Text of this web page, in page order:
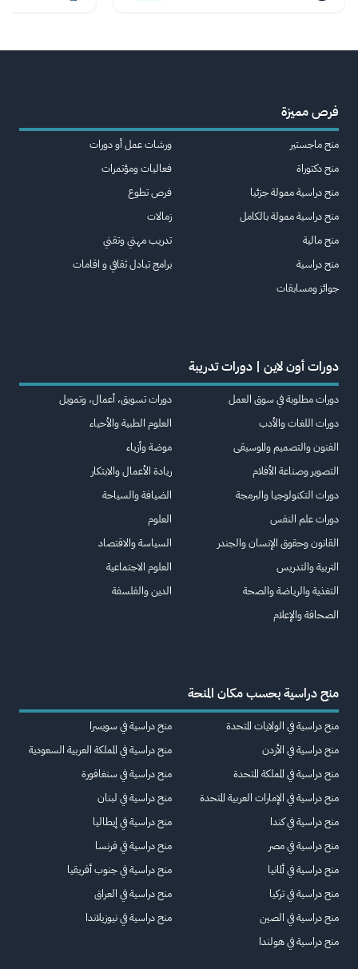
فرص مميزة
منح ماجستير
منح دكتوراة
منح دراسية ممولة جزئيا
منح دراسية ممولة بالكامل
منح مالية
منح دراسية
جوائز ومسابقات
ورشات عمل أو دورات
فعاليات ومؤتمرات
فرص تطوع
زمالات
تدريب مهني وتقني
برامج تبادل ثقافي و اقامات
دورات أون لاين | دورات تدريبة
دورات مطلوبة في سوق العمل
دورات اللغات والأدب
الفنون والتصميم والموسيقى
التصوير وصناعة الأفلام
دورات التكنولوجيا والبرمجة
دورات علم النفس
القانون وحقوق الإنسان والجندر
التربية والتدريس
التغذية والرياضة والصحة
الصحافة والإعلام
دورات تسويق، أعمال، وتمويل
العلوم الطبية والأحياء
موضة وأزياء
ريادة الأعمال والابتكار
الضيافة والسياحة
العلوم
السياسة والاقتصاد
العلوم الاجتماعية
الدين والفلسفة
منح دراسية بحسب مكان المنحة
منح دراسية في الولايات المتحدة
منح دراسية في الأردن
منح دراسية في المملكة المتحدة
منح دراسية في الإمارات العربية المتحدة
منح دراسية في كندا
منح دراسية في مصر
منح دراسية في ألمانيا
منح دراسية في تركيا
منح دراسية في الصين
منح دراسية في هولندا
منح دراسية في سويسرا
منح دراسية في المملكة العربية السعودية
منح دراسية في سنغافورة
منح دراسية في لبنان
منح دراسية في إيطاليا
منح دراسية في فرنسا
منح دراسية في جنوب أفريقيا
منح دراسية في العراق
منح دراسية في نيوزيلاندا